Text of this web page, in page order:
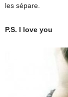
les sépare.
P.S. I love you